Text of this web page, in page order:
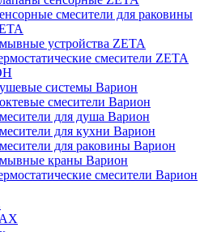
смесители для раковины
устройства ZETA
смесители ZETA
системы Варион
смесители Варион
для душа Варион
для кухни Варион
для раковины Варион
краны Варион
смесители Варион